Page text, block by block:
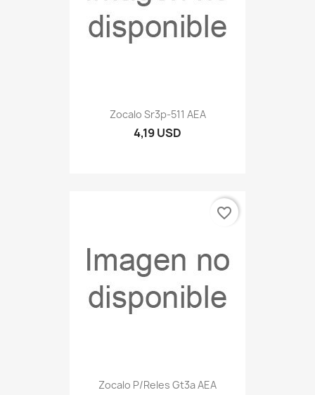
Zocalo Sr3p-511 AEA
4,19 USD
Zocalo P/reles Gt3a AEA
favorite_border